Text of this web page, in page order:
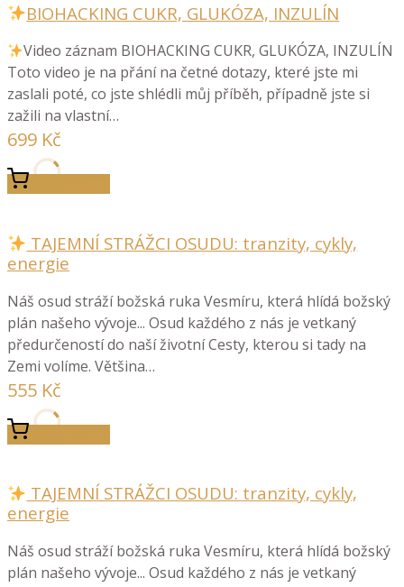
BIOHACKING CUKR, GLUKÓZA, INZULÍN
Video záznam BIOHACKING CUKR, GLUKÓZA, INZULÍN
Toto video je na přání na četné dotazy, které jste mi
zaslali poté, co jste shlédli můj příběh, případně jste si
zažili na vlastní…
699 Kč
TAJEMNÍ STRÁŽCI OSUDU: tranzity, cykly,
energie
Náš osud stráží božská ruka Vesmíru, která hlídá božský
plán našeho vývoje... Osud každého z nás je vetkaný
předurčeností do naší životní Cesty, kterou si tady na
Zemi volíme. Většina…
555 Kč
TAJEMNÍ STRÁŽCI OSUDU: tranzity, cykly,
energie
Náš osud stráží božská ruka Vesmíru, která hlídá božský
plán našeho vývoje... Osud každého z nás je vetkaný